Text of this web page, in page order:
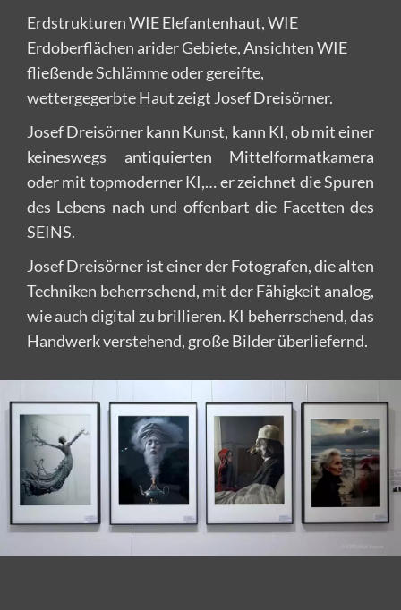
Erdstrukturen WIE Elefantenhaut, WIE
Erdoberflächen arider Gebiete, Ansichten WIE
fließende Schlämme oder gereifte,
wettergegerbte Haut zeigt Josef Dreisörner.
Josef Dreisörner kann Kunst, kann KI, ob mit einer
keineswegs antiquierten Mittelformatkamera
oder mit topmoderner KI,… er zeichnet die Spuren
des Lebens nach und offenbart die Facetten des
SEINS.
Josef Dreisörner ist einer der Fotografen, die alten
Techniken beherrschend, mit der Fähigkeit analog,
wie auch digital zu brillieren. KI beherrschend, das
Handwerk verstehend, große Bilder überliefernd.